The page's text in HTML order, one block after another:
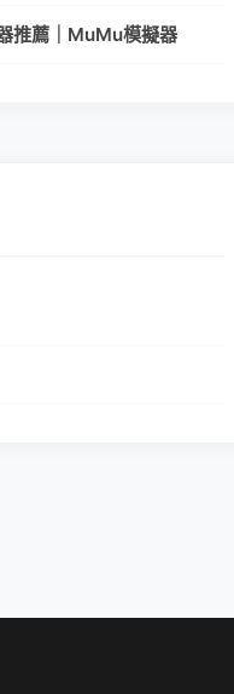
推薦｜MuMu模擬器